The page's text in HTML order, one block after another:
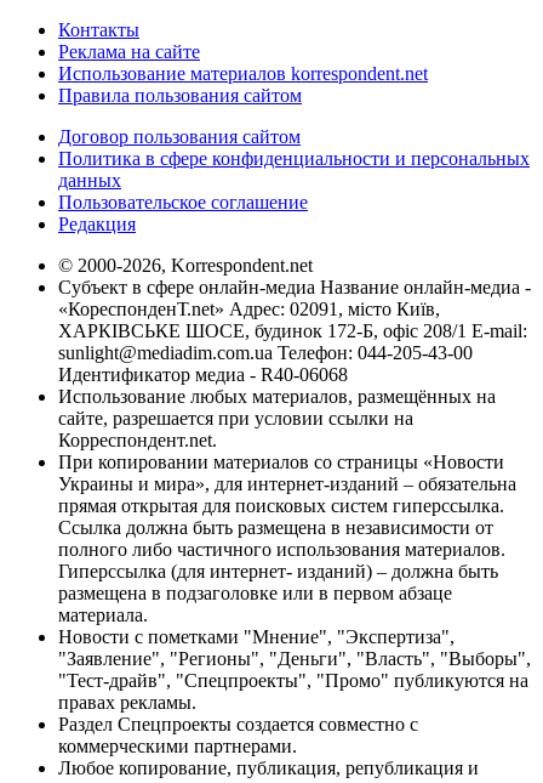
Контакты
Реклама на сайте
Использование материалов korrespondent.net
Правила пользования сайтом
Договор пользования сайтом
Политика в сфере конфиденциальности и персональных
данных
Пользовательское соглашение
Редакция
© 2000-2026, Korrespondent.net
Субъект в сфере онлайн-медиа Название онлайн-медиа -
«КореспонденТ.net» Адрес: 02091, місто Київ,
ХАРКІВСЬКЕ ШОСЕ, будинок 172-Б, офіс 208/1 E-mail:
sunlight@mediadim.com.ua Телефон: 044-205-43-00
Идентификатор медиа - R40-06068
Использование любых материалов, размещённых на
сайте, разрешается при условии ссылки на
Корреспондент.net.
При копировании материалов со страницы «Новости
Украины и мира», для интернет-изданий – обязательна
прямая открытая для поисковых систем гиперссылка.
Ссылка должна быть размещена в независимости от
полного либо частичного использования материалов.
Гиперссылка (для интернет- изданий) – должна быть
размещена в подзаголовке или в первом абзаце
материала.
Новости с пометками "Мнение", "Экспертиза",
"Заявление", "Регионы", "Деньги", "Власть", "Выборы",
"Тест-драйв", "Спецпроекты", "Промо" публикуются на
правах рекламы.
Раздел Спецпроекты создается совместно с
коммерческими партнерами.
Любое копирование, публикация, републикация и